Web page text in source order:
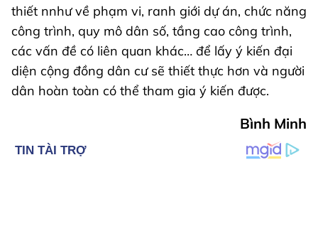
thiết nnhư về phạm vi, ranh giới dự án, chức năng
công trình, quy mô dân số, tầng cao công trình,
các vấn đề có liên quan khác… để lấy ý kiến đại
diện cộng đồng dân cư sẽ thiết thực hơn và người
dân hoàn toàn có thể tham gia ý kiến được.
Bình Minh